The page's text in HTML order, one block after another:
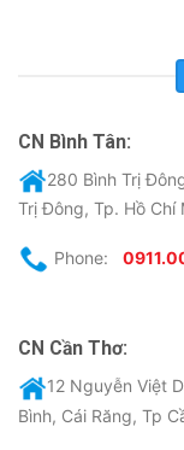
CN Bình Tân:
280 Bình Trị
Trị Đông, Tp. Hồ Chí
Phone:
CN Cần Thơ:
12 Nguyễn Việt
Bình, Cái Răng, Tp